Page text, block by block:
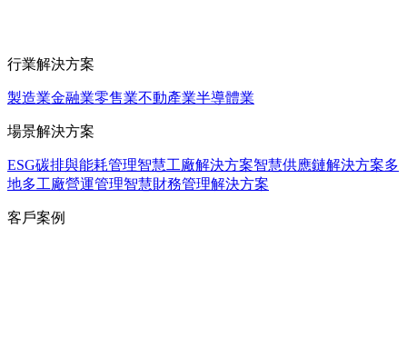
行業解決方案
製造業金融業零售業不動產業半導體業
場景解決方案
ESG碳排與能耗管理智慧工廠解決方案智慧供應鏈解決方案多
地多工廠營運管理智慧財務管理解決方案
客戶案例